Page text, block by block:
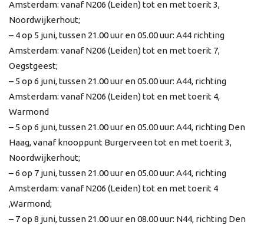
Amsterdam: vanaf N206 (Leiden) tot en met toerit 3,
Noordwijkerhout;
– 4 op 5 juni, tussen 21.00 uur en 05.00 uur: A44 richting
Amsterdam: vanaf N206 (Leiden) tot en met toerit 7,
Oegstgeest;
– 5 op 6 juni, tussen 21.00 uur en 05.00 uur: A44, richting
Amsterdam: vanaf N206 (Leiden) tot en met toerit 4,
Warmond
– 5 op 6 juni, tussen 21.00 uur en 05.00 uur: A44, richting Den
Haag, vanaf knooppunt Burgerveen tot en met toerit 3,
Noordwijkerhout;
– 6 op 7 juni, tussen 21.00 uur en 05.00 uur: A44, richting
Amsterdam: vanaf N206 (Leiden) tot en met toerit 4
,Warmond;
– 7 op 8 juni, tussen 21.00 uur en 08.00 uur: N44, richting Den